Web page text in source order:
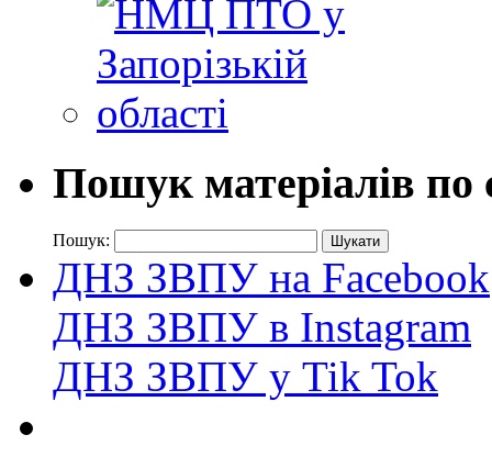
Пошук матеріалів по
Пошук:
ДНЗ ЗВПУ на Facebook
ДНЗ ЗВПУ в Instagram
ДНЗ ЗВПУ у Tik Tok